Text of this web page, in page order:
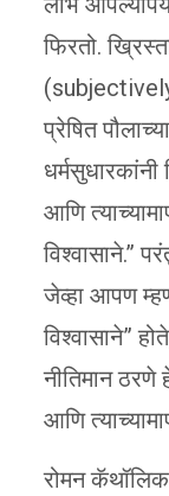
फिरतो.
प्रेषित
आणि
विश्वासाने.”
जेव्हा आपण
विश्वासाने”
नीतिमान ठरणे
आणि
रोमन